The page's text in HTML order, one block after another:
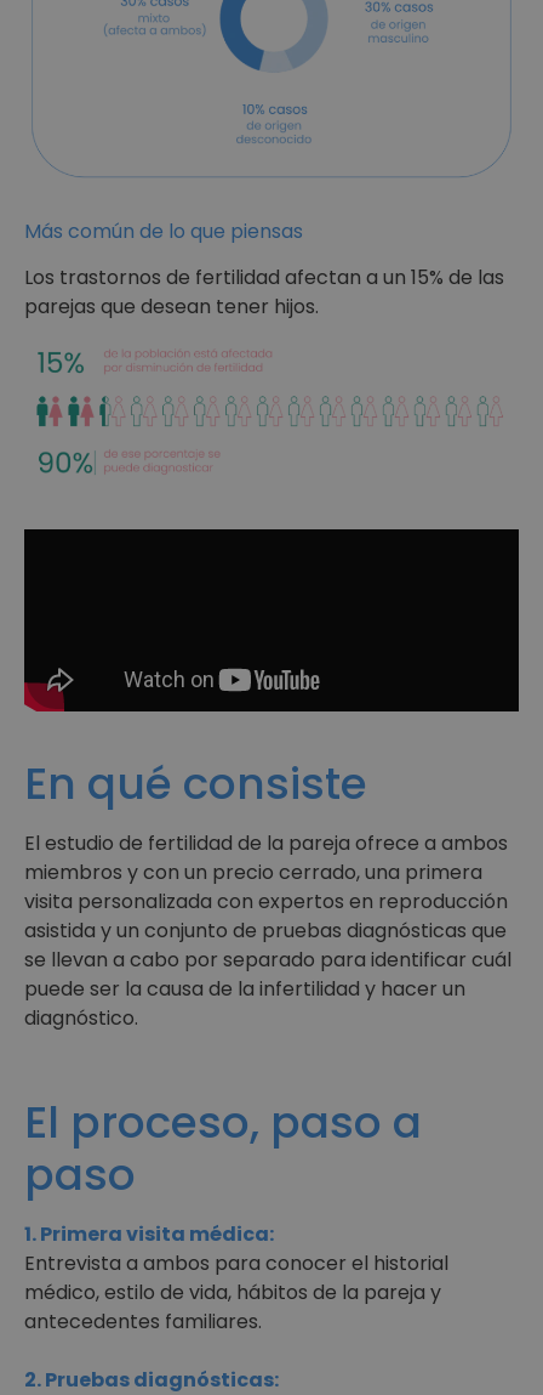
Más común de lo que piensas
Los trastornos de fertilidad afectan a un 15% de las
parejas que desean tener hijos.
En qué consiste
El estudio de fertilidad de la pareja ofrece a ambos
miembros y con un precio cerrado, una primera
visita personalizada con expertos en reproducción
asistida y un conjunto de pruebas diagnósticas que
se llevan a cabo por separado para identificar cuál
puede ser la causa de la infertilidad y hacer un
diagnóstico.
El proceso, paso a
paso
1. Primera visita médica:
Entrevista a ambos para conocer el historial
médico, estilo de vida, hábitos de la pareja y
antecedentes familiares.
2. Pruebas diagnósticas: